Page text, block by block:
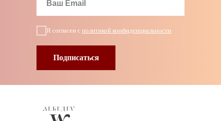
Я согласен с политикой конфиденциальности
Подписаться